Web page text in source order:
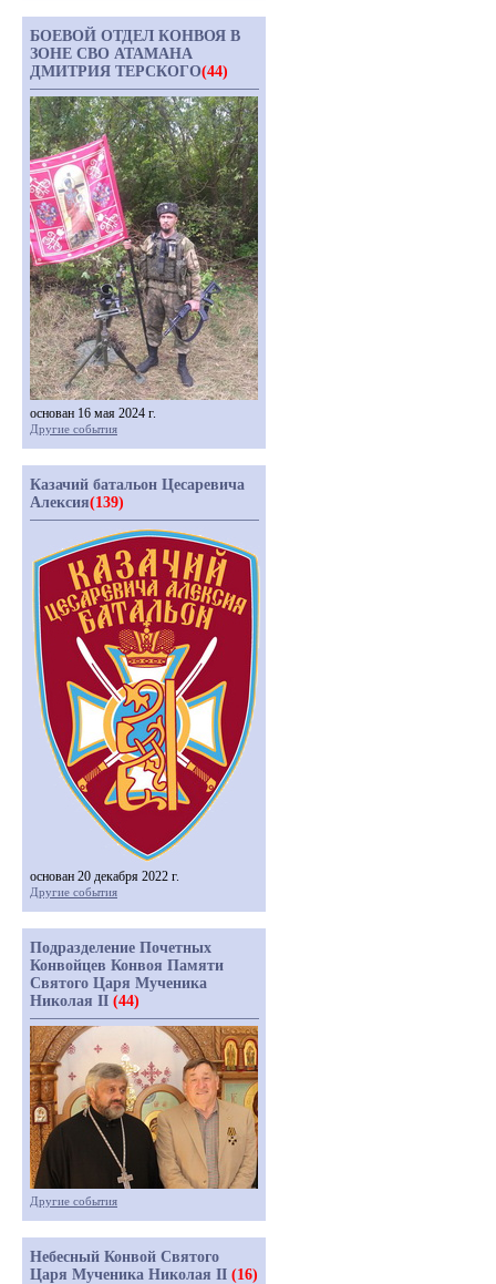
БОЕВОЙ ОТДЕЛ КОНВОЯ В
ЗОНЕ СВО АТАМАНА
ДМИТРИЯ ТЕРСКОГО(44)
основан 16 мая 2024 г.
Другие события
Казачий батальон Цесаревича
Алексия(139)
основан 20 декабря 2022 г.
Другие события
Подразделение Почетных
Конвойцев Конвоя Памяти
Святого Царя Мученика
Николая II (44)
Другие события
Небесный Конвой Святого
Царя Мученика Николая II (16)